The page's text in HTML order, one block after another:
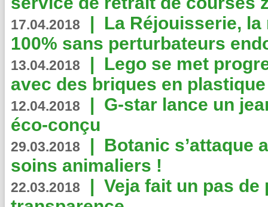
17.04.2018 | La Réjouisserie,
100% sans perturbateurs
13.04.2018 | Lego se met
avec des briques en
12.04.2018 | G-star lance un
éco-conçu
29.03.2018 | Botanic s’attaque
soins animaliers !
22.03.2018 | Veja fait un pas de